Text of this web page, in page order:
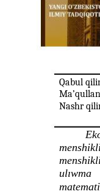
Qabul
Nashr
ulıwma